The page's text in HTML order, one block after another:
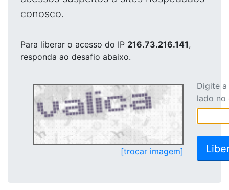
conosco.
Para liberar o acesso do IP 216.73.216.141,
responda ao desafio abaixo.
[trocar imagem]
Digite
lado no